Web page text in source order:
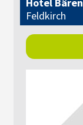
Feldkirch